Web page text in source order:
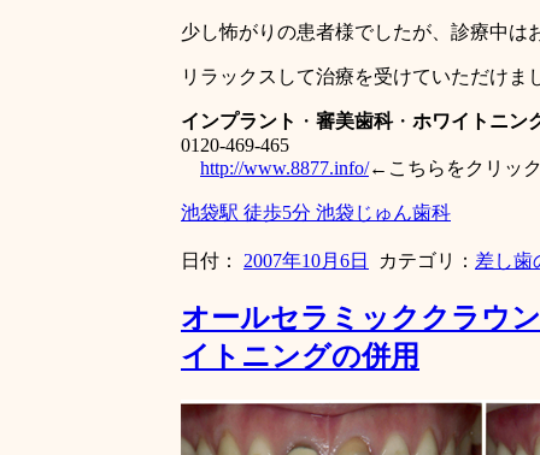
少し怖がりの患者様でしたが、診療中は
リラックスして治療を受けていただけま
インプラント ・ 審美歯科・ ホワイトニン
0120-469-465
http://www.8877.info/←こちらをクリッ
池袋駅 徒歩5分 池袋じゅん歯科
日付： 2007年10月6日 カテゴリ： 差し歯
オールセラミッククラウ
イトニングの併用